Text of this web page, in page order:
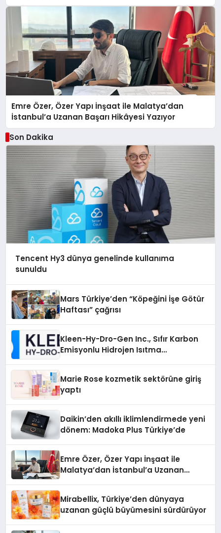
Emre Özer, Özer Yapı İnşaat ile Malatya’dan
İstanbul’a Uzanan Başarı Hikâyesi Yazıyor
Son Dakika
Tencent Hy3 dünya genelinde kullanıma
sunuldu
Mars Türkiye’den “Köpeğini İşe Götür
Haftası” çağrısı
Kleen-Hy-Dro-Gen Inc., Sıfır Karbon
Emisyonlu Hidrojen Isıtma
Marie Rose kozmetik sektörüne giriş
yaptı
Daikin’den akıllı iklimlendirmede yeni
dönem: Madoka Plus Türkiye’de
Emre Özer, Özer Yapı İnşaat ile
Malatya’dan İstanbul’a Uzanan
Mirabellix, Türkiye’den dünyaya
uzanan güçlü büyümesini sürdürüyor